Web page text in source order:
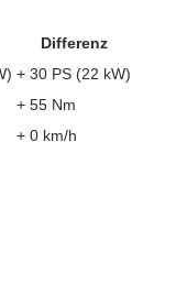
Differenz
+ 30 PS (22 kW)
+ 55 Nm
+ 0 km/h